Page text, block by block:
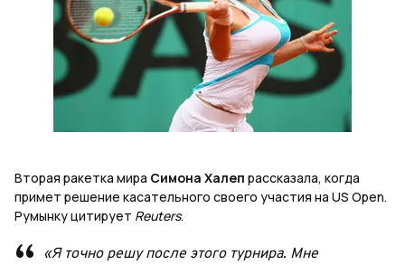
Вторая ракетка мира Симона Халеп рассказала, когда
примет решение касательного своего участия на US Open.
Румынку цитирует Reuters.
«Я точно решу после этого турнира. Мне